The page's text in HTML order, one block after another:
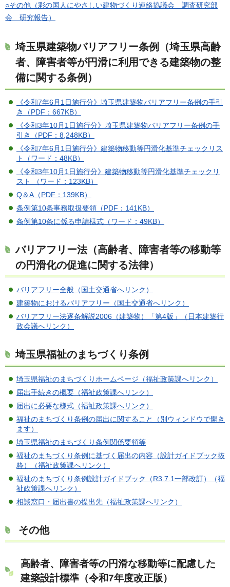
○その他（彩の国人にやさしい建物づくり連絡協議会 調査研究部
会 研究報告）
埼玉県建築物バリアフリー条例（埼玉県高齢
者、障害者等が円滑に利用できる建築物の整
備に関する条例）
《令和7年6月1日施行分》埼玉県建築物バリアフリー条例の手引
き（PDF：667KB）
《令和3年10月1日施行分》埼玉県建築物バリアフリー条例の手
引き（PDF：8,248KB）
《令和7年6月1日施行分》建築物移動等円滑化基準チェックリス
ト（ワード：48KB）
《令和3年10月1日施行分》建築物移動等円滑化基準チェックリ
スト （ワード：123KB）
Q＆A（PDF：139KB）
条例第10条事務取扱要領（PDF：141KB）
条例第10条に係る申請様式（ワード：49KB）
バリアフリー法（高齢者、障害者等の移動等
の円滑化の促進に関する法律）
バリアフリー全般（国土交通省へリンク）
建築物におけるバリアフリー（国土交通省へリンク）
バリアフリー法逐条解説2006（建築物）「第4版」（日本建築行
政会議へリンク）
埼玉県福祉のまちづくり条例
埼玉県福祉のまちづくりホームページ（福祉政策課へリンク）
届出手続きの概要（福祉政策課へリンク）
届出に必要な様式（福祉政策課へリンク）
福祉のまちづくり条例の届出に関すること（別ウィンドウで開き
ます）
埼玉県福祉のまちづくり条例関係要領等
福祉のまちづくり条例に基づく届出の内容（設計ガイドブック抜
粋）（福祉政策課へリンク）
福祉のまちづくり条例設計ガイドブック（R3.7.1一部改訂）（福
祉政策課へリンク）
相談窓口・届出書の提出先（福祉政策課へリンク）
その他
高齢者、障害者等の円滑な移動等に配慮した
建築設計標準（令和7年度改正版）